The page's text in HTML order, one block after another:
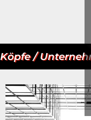
Köpfe /